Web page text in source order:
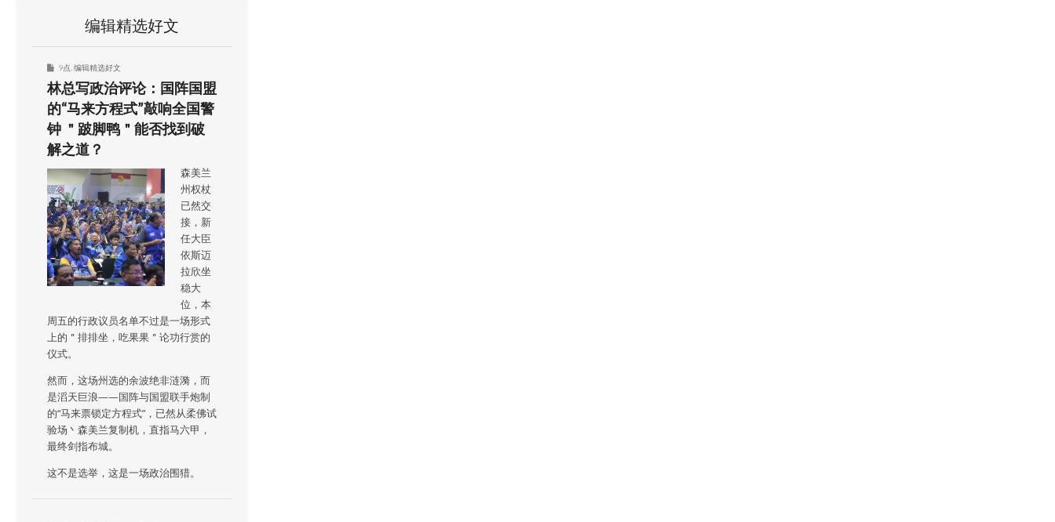
编辑精选好文
9点 编辑精选好文
林总写政治评论：国阵国盟
的“马来方程式”敲响全国警
钟 ＂跛脚鸭＂能否找到破
解之道？
森美兰
州权杖
已然交
接，新
任大臣
依斯迈
拉欣坐
稳大
位，本
周五的行政议员名单不过是一场形式
上的＂排排坐，吃果果＂论功行赏的
仪式。
然而，这场州选的余波绝非涟漪，而
是滔天巨浪——国阵与国盟联手炮制
的“马来票锁定方程式”，已然从柔佛试
验场丶森美兰复制机，直指马六甲，
最终剑指布城。
这不是选举，这是一场政治围猎。